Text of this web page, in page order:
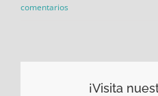
comentarios
¡Visita